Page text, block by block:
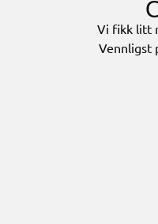
Vi fikk litt
Vennligst